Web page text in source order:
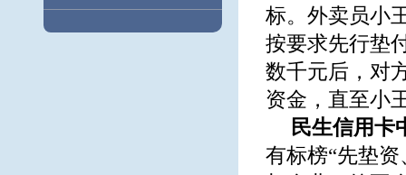
标。外卖员小
按要求先行垫
数千元后，对
资金，直至小
民生信用卡
有标榜“先垫